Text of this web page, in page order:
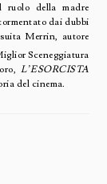
ruolo della madre
dai dubbi
Merrin, autore
Sceneggiatura
L’ESORCISTA
del cinema.